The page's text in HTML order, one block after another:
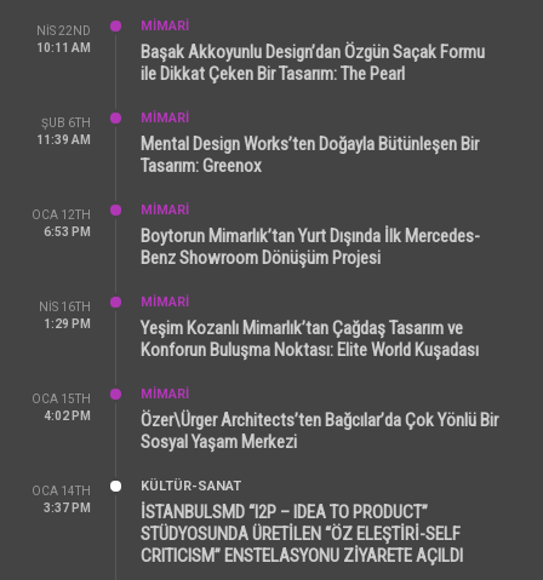
NIS 22ND
10:11 AM
MİMARİ
Başak Akkoyunlu Design’dan Özgün Saçak Formu
ile Dikkat Çeken Bir Tasarım: The Pearl
ŞUB 6TH
11:39 AM
MİMARİ
Mental Design Works’ten Doğayla Bütünleşen Bir
Tasarım: Greenox
OCA 12TH
6:53 PM
MİMARİ
Boytorun Mimarlık’tan Yurt Dışında İlk Mercedes-
Benz Showroom Dönüşüm Projesi
NIS 16TH
1:29 PM
MİMARİ
Yeşim Kozanlı Mimarlık’tan Çağdaş Tasarım ve
Konforun Buluşma Noktası: Elite World Kuşadası
OCA 15TH
4:02 PM
MİMARİ
Özer\Ürger Architects’ten Bağcılar’da Çok Yönlü Bir
Sosyal Yaşam Merkezi
OCA 14TH
3:37 PM
KÜLTÜR-SANAT
İSTANBULSMD “I2P – IDEA TO PRODUCT”
STÜDYOSUNDA ÜRETİLEN “ÖZ ELEŞTİRİ-SELF
CRITICISM” ENSTELASYONU ZİYARETE AÇILDI